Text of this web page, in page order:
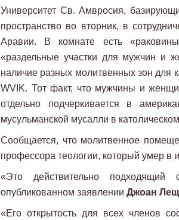
Университет Св. Амвросия,
пространство во вторник, в
Аравии. В комнате есть
«раздельные участки для мужчин и
наличие разных молитвенных зон для
WVIK. Тот факт, что мужчины и
отдельно подчеркивается в
мусульманской мусалли в
Сообщается, что молитвенное
профессора теологии, который умер в
«Это действительно
опубликованном заявлении Джоан
«Его открытость для всех членов